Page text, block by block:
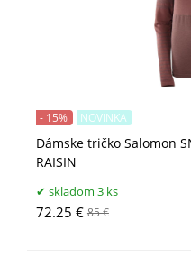
Dámske tričko Salomon
RAISIN
- 15% NOVINKA
skladom 3 ks
72.25 € 85 €